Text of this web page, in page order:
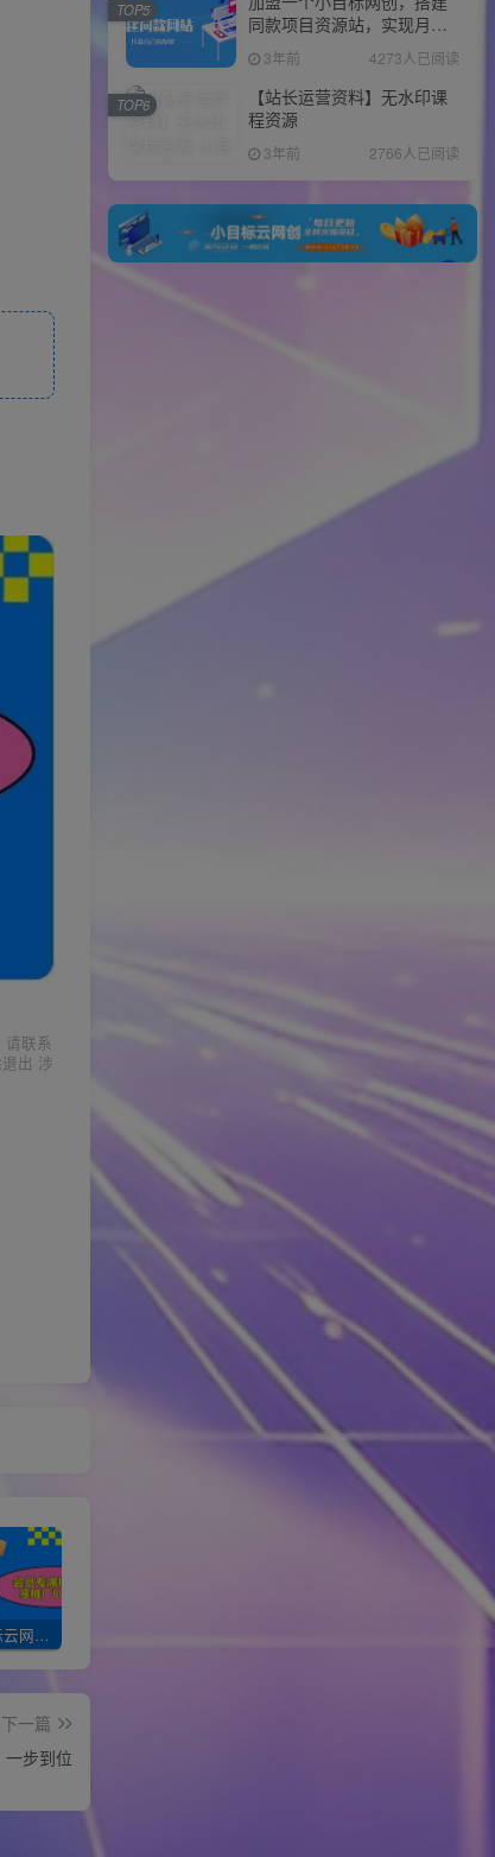
联系
出 涉
加入一个小目标云网创会员，全站资源免费学习。更可享受推广高达80%分佣！
下一篇
步到位
同款项目资源站，实现月入
10w+！！
3年前 4273人已阅读
TOP5
【站长运营资料】无水印课
程资源
3年前 2766人已阅读
TOP6